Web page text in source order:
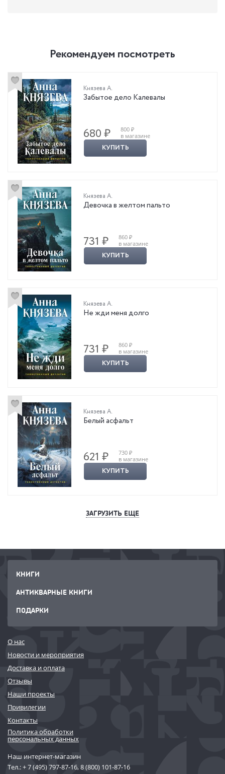
Рекомендуем посмотреть
Князева А.
Забытое дело Калевалы
680 ₽
800 ₽
в магазине
КУПИТЬ
Князева А.
Девочка в желтом пальто
731 ₽
860 ₽
в магазине
КУПИТЬ
Князева А.
Не жди меня долго
731 ₽
860 ₽
в магазине
КУПИТЬ
Князева А.
Белый асфальт
621 ₽
730 ₽
в магазине
КУПИТЬ
ЗАГРУЗИТЬ ЕЩЕ
КНИГИ
АНТИКВАРНЫЕ КНИГИ
ПОДАРКИ
О нас
Новости и мероприятия
Доставка и оплата
Отзывы
Наши проекты
Привилегии
Контакты
Политика обработки
персональных данных
Наш интернет-магазин
Тел.:+ 7 (495) 797-87-16,8 (800) 101-87-16